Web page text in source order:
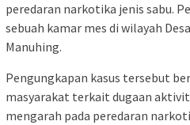
peredaran narkotika jenis sabu.
sebuah kamar mes di wilayah
Manuhing.
Pengungkapan kasus tersebut
masyarakat terkait dugaan
mengarah pada peredaran